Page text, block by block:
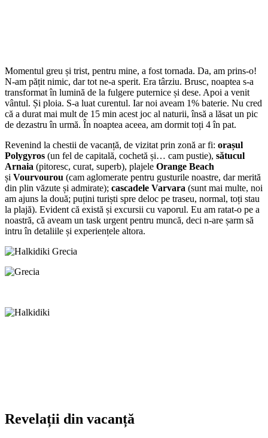
Momentul greu și trist, pentru mine, a fost tornada. Da, am prins-o!
N-am pățit nimic, dar tot ne-a sperit. Era târziu. Brusc, noaptea s-a
transformat în lumină de la fulgere puternice și dese. Apoi a venit
vântul. Și ploia. S-a luat curentul. Iar noi aveam 1% baterie. Nu cred
că a durat mai mult de 15 min acest joc al naturii, însă a lăsat un pic
de dezastru în urmă. În noaptea aceea, am dormit toți 4 în pat.
Revenind la chestii de vacanță, de vizitat prin zonă ar fi: orașul
Polygyros (un fel de capitală, cochetă și… cam pustie), sătucul
Arnaia (pitoresc, curat, superb), plajele Orange Beach
și Vourvourou (cam aglomerate pentru gusturile noastre, dar merită
din plin văzute și admirate); cascadele Varvara (sunt mai multe, noi
am ajuns la două; puțini turiști spre deloc pe traseu, normal, toți stau
la plajă). Evident că există și excursii cu vaporul. Eu am ratat-o pe a
noastră, că aveam un task urgent pentru muncă, deci n-are șarm să
intru în detaliile și experiențele altora.
Revelații din vacanță